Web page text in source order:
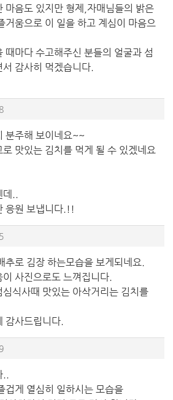
마음도 있지만 형제,자매님들의 밝은
거움으로 이 일을 하고 계심이 마음으
때마다 수고해주신 분들의 얼굴과 섬
감사히 먹겠습니다.
분주해 보이네요~~
맛있는 김치를 먹게 될 수 있겠네요
..
응원 보냅니다.!!
추로 김장 하는모습을 보게되네요.
사진으로도 느껴집니다.
식사때 맛있는 아삭거리는 김치를
감사드립니다.
겁게 열심히 일하시는 모습을